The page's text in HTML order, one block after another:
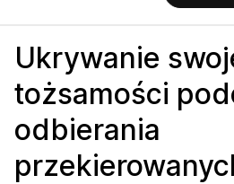
Ukrywanie
tożsamości
odbierania